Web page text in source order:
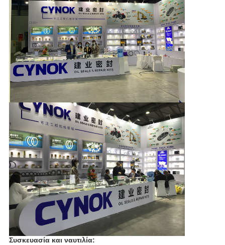
Συσκευασία και ναυτιλία: